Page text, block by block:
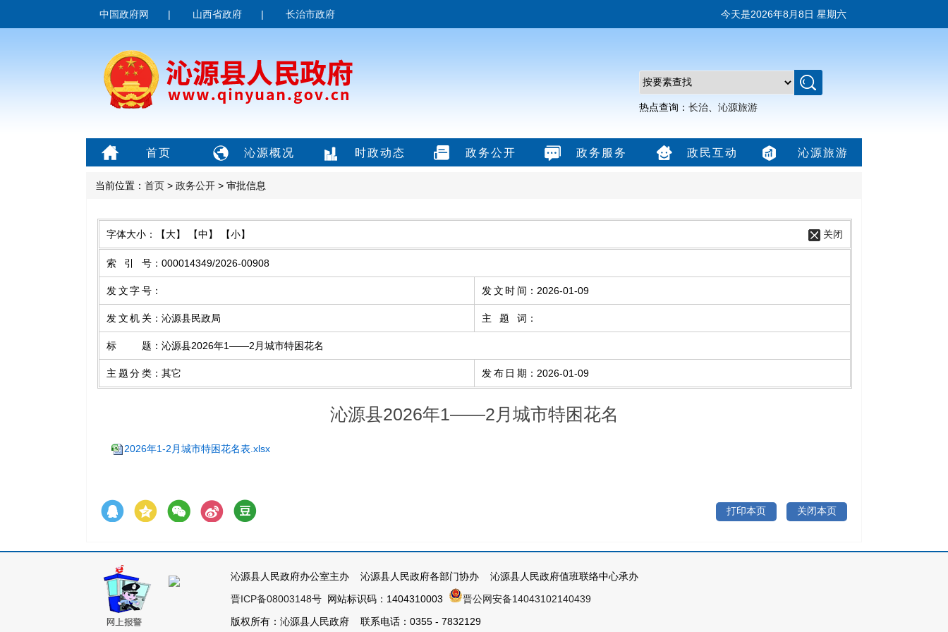
中国政府网 | 山西省政府 | 长治市政府 今天是2026年8月8日 星期六
热点查询： 长治 沁源旅游
首页 沁源概况 时政动态 政务公开 政务服务 政民互动 沁源旅游
当前位置： 首页 > 政务公开 > 审批信息
字体大小： 【大】 【中】 【小】 关闭
索引号 ： 000014349/2026-00908
发文字号 ： 发文时间 ： 2026-01-09
发文机关 ： 沁源县民政局 主题词 ：
标题 ： 沁源县2026年1——2月城市特困花名
主题分类 ： 其它 发布日期 ： 2026-01-09
沁源县2026年1——2月城市特困花名
2026年1-2月城市特困花名表.xlsx
打印本页 关闭本页
沁源县人民政府办公室主办 沁源县人民政府各部门协办 沁源县人民政府值班联络中心承办
晋ICP备08003148号 网站标识码：1404310003
晋公网安备14043102140439
版权所有：沁源县人民政府 联系电话：0355 - 7832129